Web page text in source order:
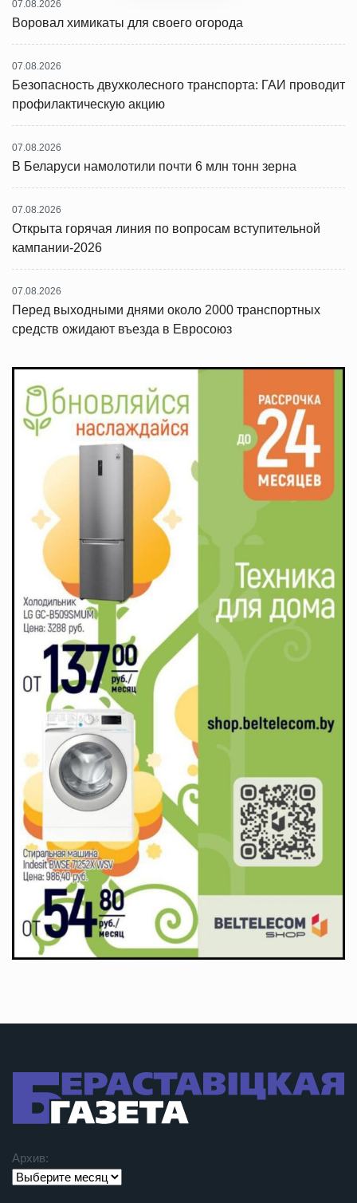
07.08.2026
Воровал химикаты для своего огорода
07.08.2026
Безопасность двухколесного транспорта: ГАИ проводит
профилактическую акцию
07.08.2026
В Беларуси намолотили почти 6 млн тонн зерна
07.08.2026
Открыта горячая линия по вопросам вступительной
кампании-2026
07.08.2026
Перед выходными днями около 2000 транспортных
средств ожидают въезда в Евросоюз
Архив: